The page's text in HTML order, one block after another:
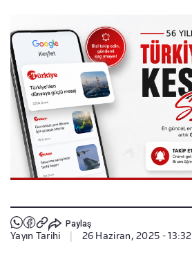
Paylaş
Yayın Tarihi 26 Haziran, 2025 - 13:32